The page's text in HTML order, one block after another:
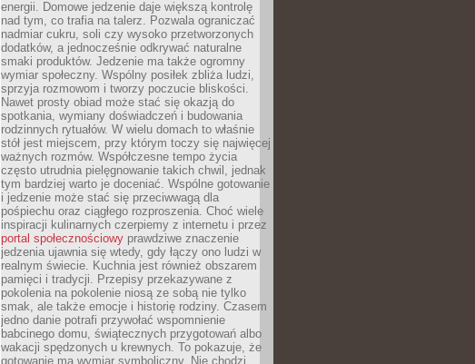
energii. Domowe jedzenie daje większą kontrolę
nad tym, co trafia na talerz. Pozwala ograniczać
nadmiar cukru, soli czy wysoko przetworzonych
dodatków, a jednocześnie odkrywać naturalne
smaki produktów. Jedzenie ma także ogromny
wymiar społeczny. Wspólny posiłek zbliża ludzi,
sprzyja rozmowom i tworzy poczucie bliskości.
Nawet prosty obiad może stać się okazją do
spotkania, wymiany doświadczeń i budowania
rodzinnych rytuałów. W wielu domach to właśnie
stół jest miejscem, przy którym toczy się najwięcej
ważnych rozmów. Współczesne tempo życia
często utrudnia pielęgnowanie takich chwil, jednak
tym bardziej warto je doceniać. Wspólne gotowanie
i jedzenie może stać się przeciwwagą dla
pośpiechu oraz ciągłego rozproszenia. Choć wiele
inspiracji kulinarnych czerpiemy z internetu i przez
portal społecznościowy prawdziwe znaczenie
jedzenia ujawnia się wtedy, gdy łączy ono ludzi w
realnym świecie. Kuchnia jest również obszarem
pamięci i tradycji. Przepisy przekazywane z
pokolenia na pokolenie niosą ze sobą nie tylko
smak, ale także emocje i historię rodziny. Czasem
jedno danie potrafi przywołać wspomnienie
babcinego domu, świątecznych przygotowań albo
wakacji spędzonych u krewnych. To pokazuje, że
gotowanie ma wymiar symboliczny. Nie chodzi